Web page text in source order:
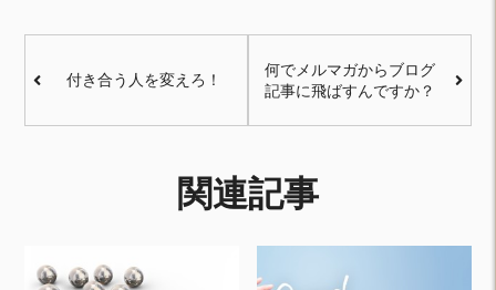
付き合う人を変えろ！
何でメルマガからブログ
記事に飛ばすんですか？
関連記事